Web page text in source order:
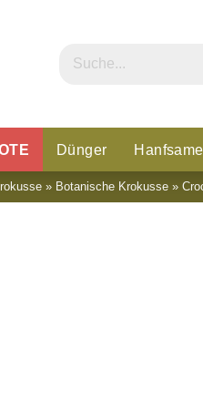
Dünger
Glücksklee
» Botanische Krokusse »